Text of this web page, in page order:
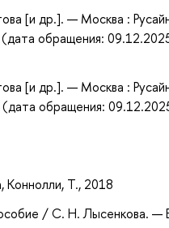
[и др.]. — Москва :
обращения:
[и др.]. — Москва :
обращения:
Коннолли, Т., 2018
/ С. Н. Лысенкова. —